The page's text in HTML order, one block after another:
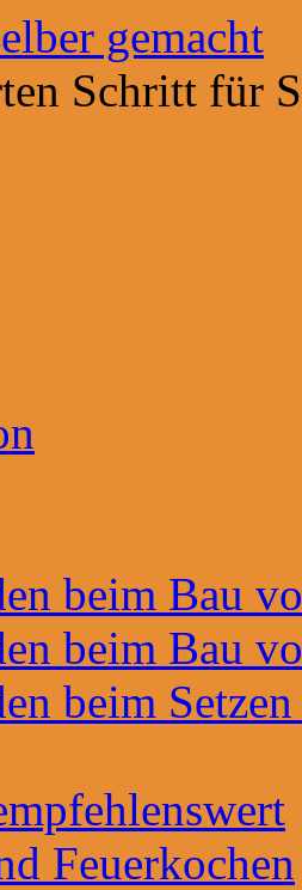
gemacht
Schritt für
beim Bau
beim Bau
beim
Feuerkochen